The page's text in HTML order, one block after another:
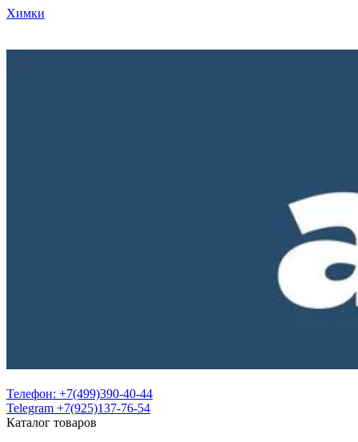
Химки
Телефон: +7(499)390-40-44
Telegram +7(925)137-76-54
Каталог товаров